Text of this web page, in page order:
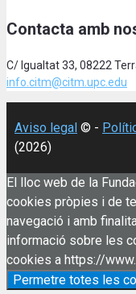
Contacta amb
C/ Igualtat 33, 08222
info.citm@citm.upc.edu
Aviso legal © -
(2026)
El lloc web de la
cookies pròpies i de
navegació i amb
informació sobre les
cookies a https://
Permetre totes les